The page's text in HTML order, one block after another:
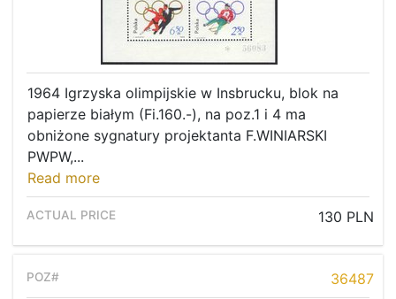
1964 Igrzyska olimpijskie w Insbrucku, blok na
papierze białym (Fi.160.-), na poz.1 i 4 ma
obniżone sygnatury projektanta F.WINIARSKI
PWPW,...
Read more
130 PLN
36487